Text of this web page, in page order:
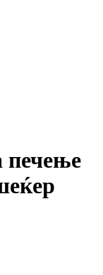
печење